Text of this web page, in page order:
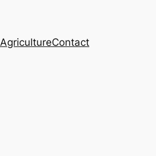
AgricultureContact